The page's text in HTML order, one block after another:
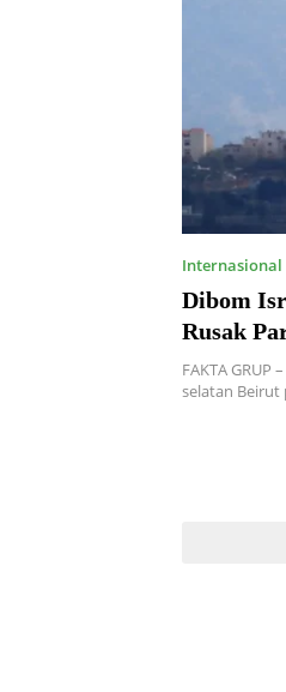
Internasional
Dibom
Rusak
FAKTA
selatan Beirut